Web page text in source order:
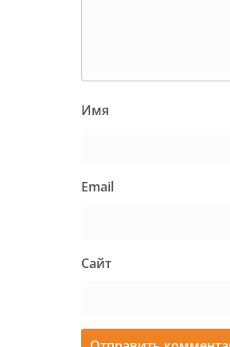
Имя
Email
Сайт